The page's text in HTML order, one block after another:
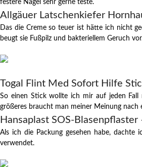
festere Nägel sehr gerne teste.
Allgäuer Latschenkiefer
Das die Creme so teuer ist hätte ich nicht
beugt sie Fußpilz und bakteriellem Geruch
Togal Flint Med Sofort Hilfe
So einen Stick wollte ich mir auf jeden Fall
größeres braucht man meiner Meinung
Hansaplast SOS-
Als ich die Packung gesehen habe,
verwendet.